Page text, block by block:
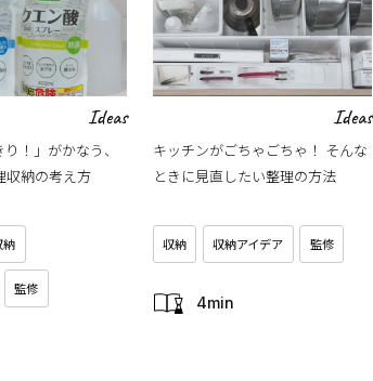
Ideas
り！」がかなう、
収納の考え方
納
監修
Ideas
キッチンがごちゃごちゃ！ そんな
ときに見直したい整理の方法
収納 収納アイデア 監修
4min